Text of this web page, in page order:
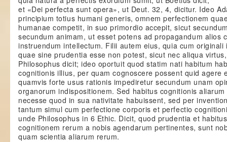
et «Dei perfecta sunt opera», ut Deut. 32, 4, dicitur. Ideo
principium totius humani generis, omnem perfectionem
humanae competit, in suo primordio accepit, sicut
secundum animam, ut esset potens ad propagandum alios
instruendum intellectum. Filii autem eius, quia cum originali
quae sine prudentia esse non potest, sicut nec aliqua
Philosophus dicit; ideo oportuit quod statim nati habitum
cognitionis illius, per quam cognoscere possent quid agere
quamvis forte usus rationis impediretur secundum unam
organorum indispositionem. Sed habitus cognitionis
necesse quod in sua nativitate habuissent, sed per
tantum simul cum perfectione corporis et perfectio
unde Philosophus in 6 Ethic. Dicit, quod prudentia et
cognitionem rerum a nobis agendarum pertinentes, sunt
quam scientia aliarum rerum.